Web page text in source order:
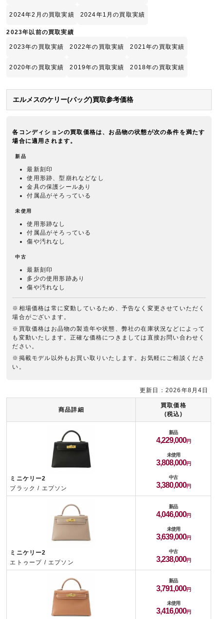
2024年2月の買取実績 2024年1月の買取実績
2023年以前の買取実績
2023年の買取実績 2022年の買取実績 2021年の買取実績
2020年の買取実績 2019年の買取実績 2018年の買取実績
エルメスのケリー(バッグ)買取参考価格
各コンディションの買取価格は、お品物の状態が次の条件を満たす
場合に適用されます。
新品
最新刻印
使用形跡、型崩れなどなし
金具の保護シールあり
付属品がそろっている
未使用
使用形跡なし
付属品がそろっている
傷や汚れなし
中古
最新刻印
多少の使用形跡あり
傷や汚れなし
※相場価格は常に変動しているため、予告なく変更させていただく
場合がございます。
※買取価格はお品物の製造年や状態、弊社の在庫状況などによって
も変動いたします。正確な価格につきましては直接お問い合わせく
ださい。
※掲載モデル以外もお買い取りいたします。お気軽にご相談くださ
い。
商品詳細
買取価格
(税込)
ミニケリー2
ブラック / エプソン
新品
4,229,000
未使用
3,808,000
中古
3,380,000
ミニケリー2
エトゥープ / エプソン
新品
4,046,000
未使用
3,639,000
中古
3,238,000
新品
3,791,000
未使用
3,416,000
更新日：2026年8月4日